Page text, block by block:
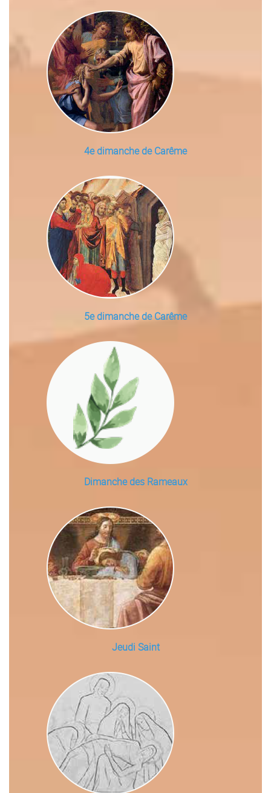
4e dimanche de Carême
5e dimanche de Carême
Dimanche des Rameaux
Jeudi Saint